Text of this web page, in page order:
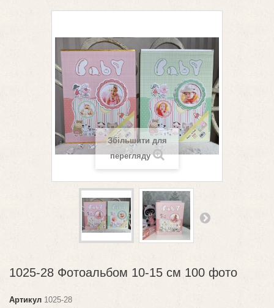
Збільшити для
перегляду
1025-28 Фотоальбом 10-15 см 100 фото
Артикул 1025-28